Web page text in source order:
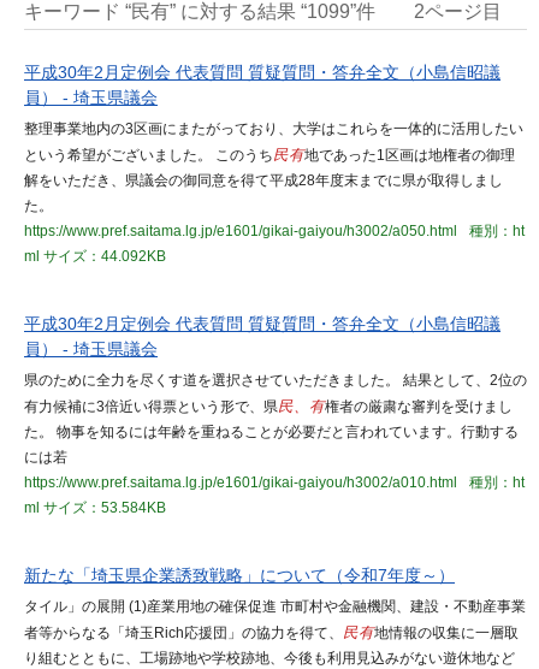
キーワード “民有” に対する結果 “1099”件 2ページ目
平成30年2月定例会 代表質問 質疑質問・答弁全文（小島信昭議
員） - 埼玉県議会
整理事業地内の3区画にまたがっており、大学はこれらを一体的に活用したい
という希望がございました。 このうち民有地であった1区画は地権者の御理
解をいただき、県議会の御同意を得て平成28年度末までに県が取得しまし
た。
https://www.pref.saitama.lg.jp/e1601/gikai-gaiyou/h3002/a050.html
種別：ht
ml サイズ：44.092KB
平成30年2月定例会 代表質問 質疑質問・答弁全文（小島信昭議
員） - 埼玉県議会
県のために全力を尽くす道を選択させていただきました。 結果として、2位の
有力候補に3倍近い得票という形で、県民、有権者の厳粛な審判を受けまし
た。 物事を知るには年齢を重ねることが必要だと言われています。行動する
には若
https://www.pref.saitama.lg.jp/e1601/gikai-gaiyou/h3002/a010.html
種別：ht
ml サイズ：53.584KB
新たな「埼玉県企業誘致戦略」について（令和7年度～）
タイル」の展開 (1)産業用地の確保促進 市町村や金融機関、建設・不動産事業
者等からなる「埼玉Rich応援団」の協力を得て、 民有地情報の収集に一層取
り組むとともに、工場跡地や学校跡地、今後も利用見込みがない遊休地など